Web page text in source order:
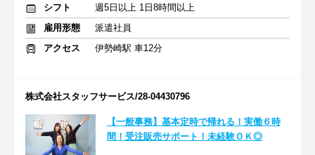
シフト
週5日以上 1日8時間以上
雇用形態
派遣社員
アクセス
伊勢崎駅 車12分
株式会社スタッフサービス/28-04430796
【一般事務】基本定時で帰れる！実働６時
間！受注販売サポート！未経験ＯＫ◎